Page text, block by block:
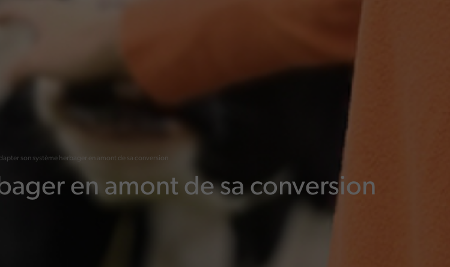
son système herbager en amont de sa conversion
en amont de sa conversion